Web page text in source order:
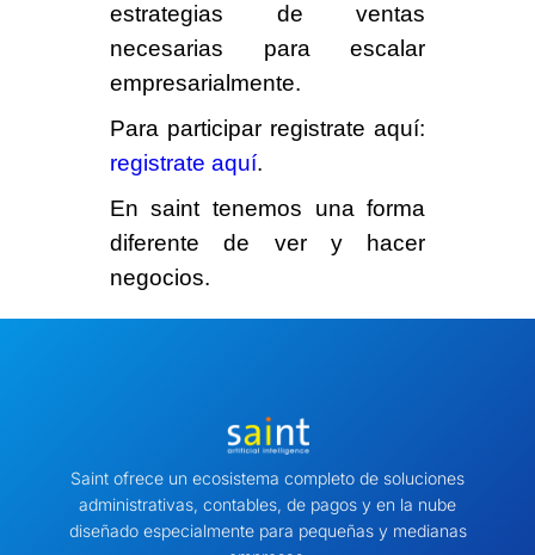
estrategias de ventas
necesarias para escalar
empresarialmente.
Para participar registrate aquí:
registrate aquí.
En saint tenemos una forma
diferente de ver y hacer
negocios.
Saint ofrece un ecosistema completo de soluciones
administrativas, contables, de pagos y en la nube
diseñado especialmente para pequeñas y medianas